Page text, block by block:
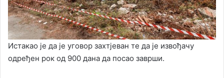
Истакао је да је уговор захтјеван те да је извођачу
одређен рок од 900 дана да посао заврши.